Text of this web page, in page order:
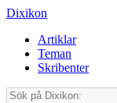
Dixikon
Artiklar
Teman
Skribenter